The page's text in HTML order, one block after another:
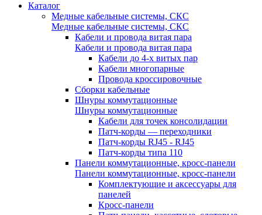
Каталог
Медные кабельные системы, СКС
Медные кабельные системы, СКС
Кабели и провода витая пара
Кабели и провода витая пара
Кабели до 4-х витых пар
Кабели многопарные
Провода кроссировочные
Сборки кабельные
Шнуры коммутационные
Шнуры коммутационные
Кабели для точек консолидации
Патч-корды — переходники
Патч-корды RJ45 - RJ45
Патч-корды типа 110
Панели коммутационные, кросс-панели
Панели коммутационные, кросс-панели
Комплектующие и аксессуары для
панелей
Кросс-панели